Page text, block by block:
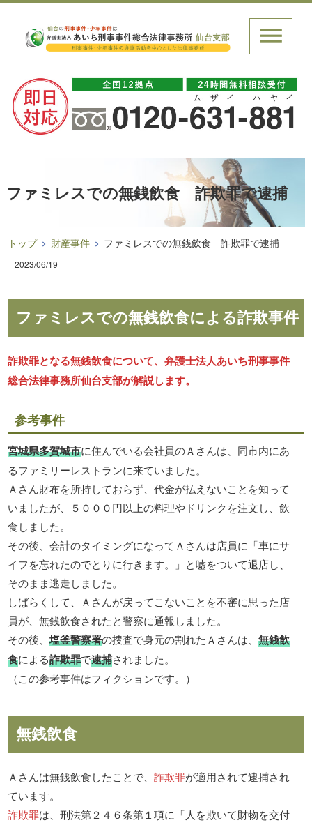
ファミレスでの無銭飲食 詐欺罪で逮捕
トップ 財産事件 ファミレスでの無銭飲食 詐欺罪で逮捕
2023/06/19
ファミレスでの無銭飲食による詐欺事件
詐欺罪となる無銭飲食について、弁護士法人あいち刑事事件
総合法律事務所仙台支部が解説します。
参考事件
宮城県多賀城市に住んでいる会社員のＡさんは、同市内にあ
るファミリーレストランに来ていました。
Ａさん財布を所持しておらず、代金が払えないことを知って
いましたが、５０００円以上の料理やドリンクを注文し、飲
食しました。
その後、会計のタイミングになってＡさんは店員に「車にサ
イフを忘れたのでとりに行きます。」と嘘をついて退店し、
そのまま逃走しました。
しばらくして、Ａさんが戻ってこないことを不審に思った店
員が、無銭飲食されたと警察に通報しました。
その後、塩釜警察署の捜査で身元の割れたＡさんは、無銭飲
食による詐欺罪で逮捕されました。
（この参考事件はフィクションです。）
無銭飲食
Ａさんは無銭飲食したことで、詐欺罪が適用されて逮捕され
ています。
詐欺罪は、刑法第２４６条第１項に「人を欺いて財物を交付